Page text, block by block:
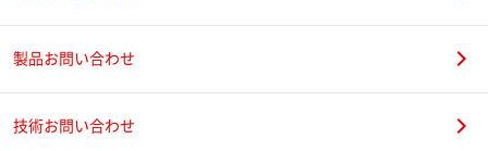
製品お問い合わせ
技術お問い合わせ